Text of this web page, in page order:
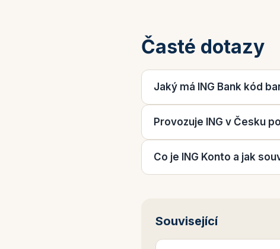
Časté dotazy
Jaký má ING Bank kód
Provozuje ING v Česku
Co je ING Konto a jak
Související